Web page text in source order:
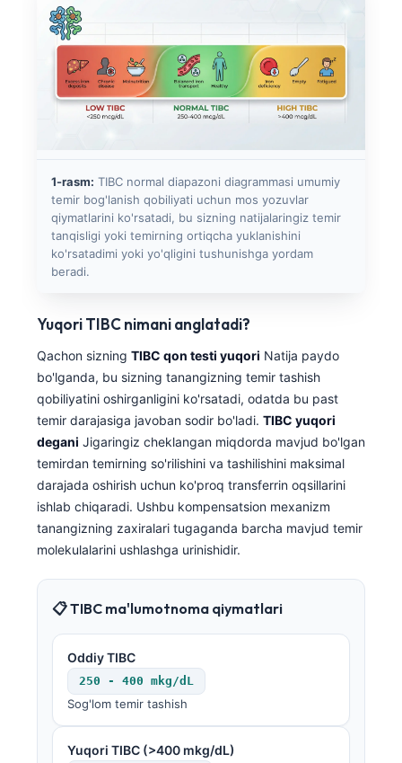
1-rasm: TIBC normal diapazoni diagrammasi umumiy
temir bog'lanish qobiliyati uchun mos yozuvlar
qiymatlarini ko'rsatadi, bu sizning natijalaringiz temir
tanqisligi yoki temirning ortiqcha yuklanishini
ko'rsatadimi yoki yo'qligini tushunishga yordam
beradi.
Yuqori TIBC nimani anglatadi?
Qachon sizning TIBC qon testi yuqori Natija paydo
bo'lganda, bu sizning tanangizning temir tashish
qobiliyatini oshirganligini ko'rsatadi, odatda bu past
temir darajasiga javoban sodir bo'ladi. TIBC yuqori
degani Jigaringiz cheklangan miqdorda mavjud bo'lgan
temirdan temirning so'rilishini va tashilishini maksimal
darajada oshirish uchun ko'proq transferrin oqsillarini
ishlab chiqaradi. Ushbu kompensatsion mexanizm
tanangizning zaxiralari tugaganda barcha mavjud temir
molekulalarini ushlashga urinishidir.
📋 TIBC ma'lumotnoma qiymatlari
Oddiy TIBC
250 - 400 mkg/dL
Sog'lom temir tashish
Yuqori TIBC (>400 mkg/dL)